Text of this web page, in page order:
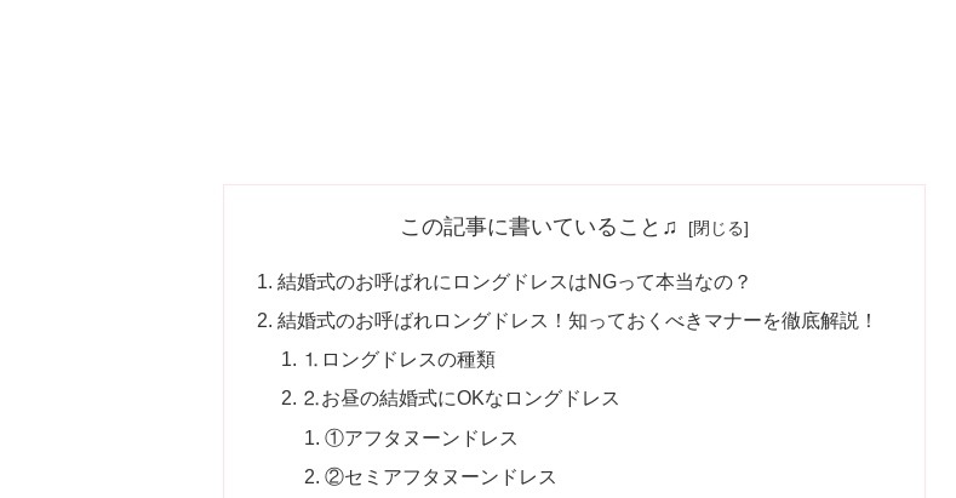
この記事に書いていること♫
結婚式のお呼ばれにロングドレスはNGって本当なの？
結婚式のお呼ばれロングドレス！知っておくべきマナーを徹底解説！
⒈ロングドレスの種類
⒉お昼の結婚式にOKなロングドレス
①アフタヌーンドレス
②セミアフタヌーンドレス